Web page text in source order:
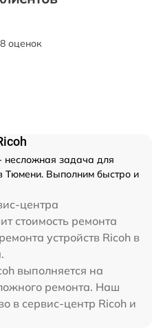
оценок
несложная задача для
Тюмени. Выполним быстро и
центра
стоимость ремонта
устройств Ricoh в
выполняется на
ремонта. Наш
в сервис-центр Ricoh и